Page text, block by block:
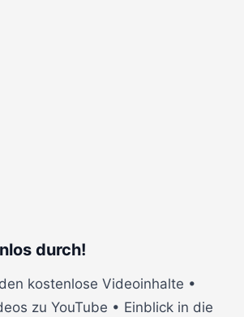
durch!
kostenlose Videoinhalte •
zu YouTube • Einblick in die